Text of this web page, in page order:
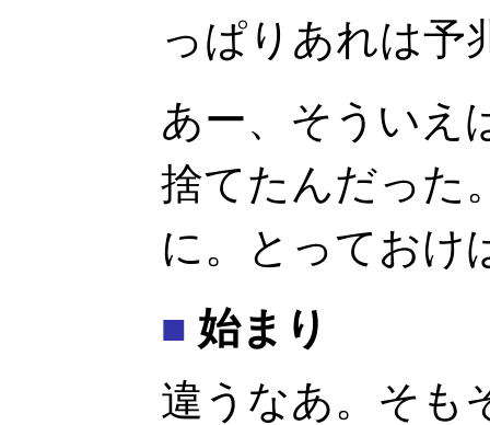
っぱりあれは予
あー、そういえ
捨てたんだった
に。とっておけ
■ 始まり
違うなあ。そも